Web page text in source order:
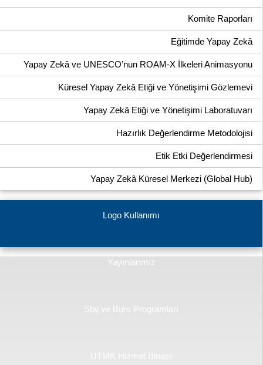
Komite Raporları
Eğitimde Yapay Zekâ
Yapay Zekâ ve UNESCO’nun ROAM-X İlkeleri Animasyonu
Küresel Yapay Zekâ Etiği ve Yönetişimi Gözlemevi
Yapay Zekâ Etiği ve Yönetişimi Laboratuvarı
Hazırlık Değerlendirme Metodolojisi
Etik Etki Değerlendirmesi
Yapay Zekâ Küresel Merkezi (Global Hub)
Logo Kullanımı
Yayınlarımız
Staj ve Burs Programları